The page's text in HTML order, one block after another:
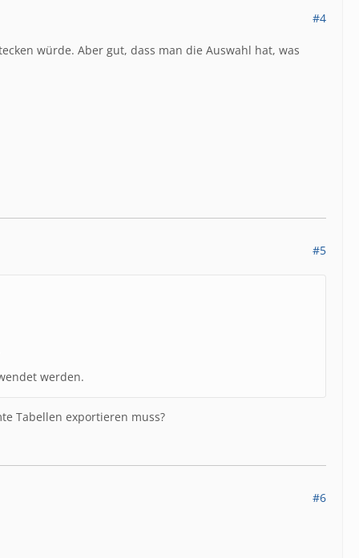
#4
würde. Aber gut, dass man die Auswahl hat, was
#5
werden.
Tabellen exportieren muss?
#6